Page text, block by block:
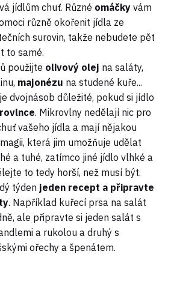
jídlům chuť. Různé omáčky vám
různě okořenit jídla ze
surovin, takže nebudete pět
to samé.
použijte olivový olej na saláty,
majonézu na studené kuře...
dvojnásob důležité, pokud si jídlo
. Mikrovlny nedělají nic pro
vašeho jídla a mají nějakou
která jim umožňuje udělat
a tuhé, zatímco jiné jídlo vlhké a
to tedy horší, než musí být.
týden jeden recept a připravte
. Například kuřecí prsa na salát
ale připravte si jeden salát s
a rukolou a druhý s
ořechy a špenátem.